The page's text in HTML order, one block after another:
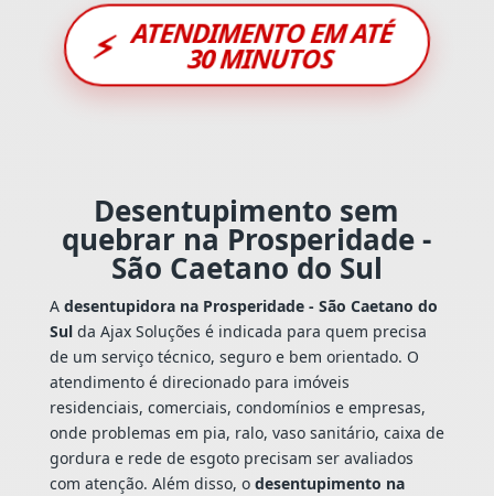
⚡ ATENDIMENTO EM ATÉ
30 MINUTOS
Desentupimento sem
quebrar na Prosperidade -
São Caetano do Sul
A desentupidora na Prosperidade - São Caetano do
Sulda Ajax Soluções é indicada para quem precisa
de um serviço técnico, seguro e bem orientado. O
atendimento é direcionado para imóveis
residenciais, comerciais, condomínios e empresas,
onde problemas em pia, ralo, vaso sanitário, caixa de
gordura e rede de esgoto precisam ser avaliados
com atenção. Além disso, o desentupimento na